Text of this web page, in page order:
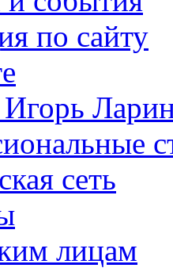
по сайту
сеть
лицам